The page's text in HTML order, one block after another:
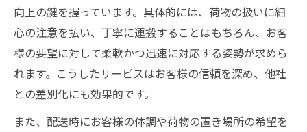
向上の鍵を握っています。具体的には、荷物の扱いに細
心の注意を払い、丁寧に運搬することはもちろん、お客
様の要望に対して柔軟かつ迅速に対応する姿勢が求めら
れます。こうしたサービスはお客様の信頼を深め、他社
との差別化にも効果的です。
また、配送時にお客様の体調や荷物の置き場所の希望を